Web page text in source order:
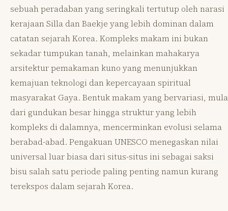
sebuah peradaban yang seringkali tertutup oleh narasi
kerajaan Silla dan Baekje yang lebih dominan dalam
catatan sejarah Korea. Kompleks makam ini bukan
sekadar tumpukan tanah, melainkan mahakarya
arsitektur pemakaman kuno yang menunjukkan
kemajuan teknologi dan kepercayaan spiritual
masyarakat Gaya. Bentuk makam yang bervariasi,
dari gundukan besar hingga struktur yang lebih
kompleks di dalamnya, mencerminkan evolusi selama
berabad-abad. Pengakuan UNESCO menegaskan nilai
universal luar biasa dari situs-situs ini sebagai saksi
bisu salah satu periode paling penting namun kurang
terekspos dalam sejarah Korea.